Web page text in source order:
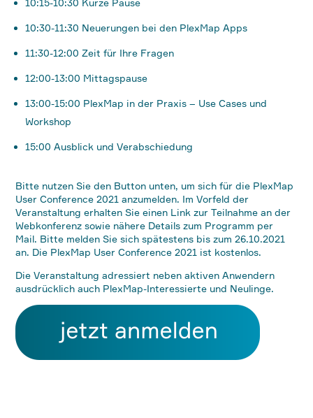
10:15-10:30 Kurze Pause
10:30-11:30 Neuerungen bei den PlexMap Apps
11:30-12:00 Zeit für Ihre Fragen
12:00-13:00 Mittagspause
13:00-15:00 PlexMap in der Praxis – Use Cases und
Workshop
15:00 Ausblick und Verabschiedung
Bitte nutzen Sie den Button unten, um sich für die PlexMap
User Conference 2021 anzumelden. Im Vorfeld der
Veranstaltung erhalten Sie einen Link zur Teilnahme an der
Webkonferenz sowie nähere Details zum Programm per
Mail. Bitte melden Sie sich spätestens bis zum 26.10.2021
an. Die PlexMap User Conference 2021 ist kostenlos.
Die Veranstaltung adressiert neben aktiven Anwendern
ausdrücklich auch PlexMap-Interessierte und Neulinge.